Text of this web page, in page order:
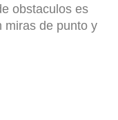
obstaculos es
miras de punto y